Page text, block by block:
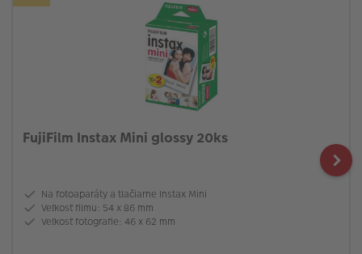
FujiFilm Instax Mini glossy 20ks
Na fotoaparáty a tlačiarne Instax Mini
Veľkosť filmu: 54 x 86 mm
Veľkosť fotografie: 46 x 62 mm